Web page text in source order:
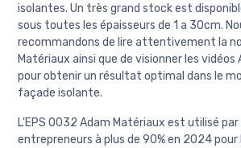
isolantes. Un très grand stock est
sous toutes les épaisseurs de 1 a 30cm.
recommandons de lire attentivement la
Matériaux ainsi que de visionner les vidéos
pour obtenir un résultat optimal dans le
façade isolante.
L'EPS 0032 Adam Matériaux est utilisé
entrepreneurs à plus de 90% en 2024